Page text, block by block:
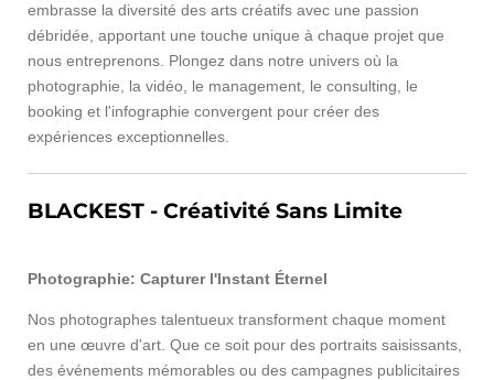
embrasse la diversité des arts créatifs avec une passion
débridée, apportant une touche unique à chaque projet que
nous entreprenons. Plongez dans notre univers où la
photographie, la vidéo, le management, le consulting, le
booking et l'infographie convergent pour créer des
expériences exceptionnelles.
BLACKEST - Créativité Sans Limite
Photographie: Capturer l'Instant Éternel
Nos photographes talentueux transforment chaque moment
en une œuvre d'art. Que ce soit pour des portraits saisissants,
des événements mémorables ou des campagnes publicitaires